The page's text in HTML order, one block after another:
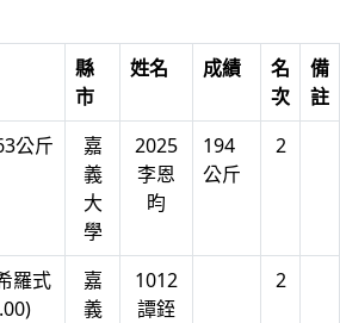
縣
市
姓名 成績
名
次
備
註
公斤
嘉
義
大
學
2025
李恩
昀
194
公斤
2
羅式
嘉
義
1012
譚銍
2